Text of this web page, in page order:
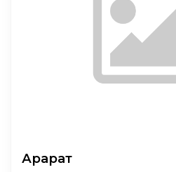
Арарат